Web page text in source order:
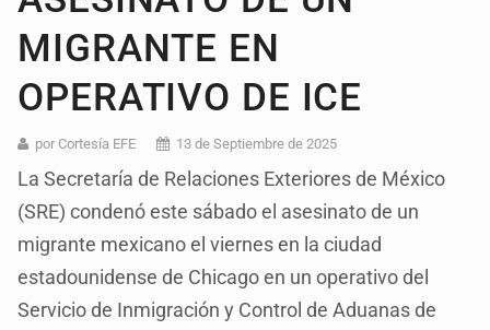
MIGRANTE EN
OPERATIVO DE ICE
por Cortesía EFE 13 de Septiembre de 2025
La Secretaría de Relaciones Exteriores de México
(SRE) condenó este sábado el asesinato de un
migrante mexicano el viernes en la ciudad
estadounidense de Chicago en un operativo del
Servicio de Inmigración y Control de Aduanas de